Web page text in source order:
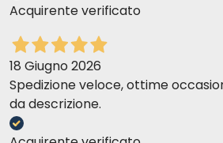
Acquirente verificato
18 Giugno 2026
Spedizione veloce, ottime
da descrizione.